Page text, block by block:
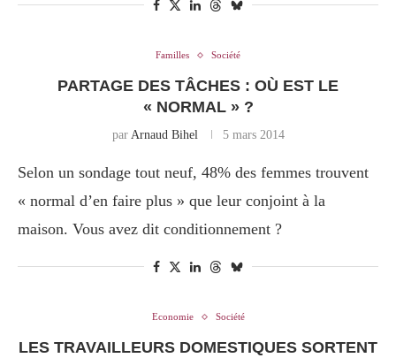
Familles Société
PARTAGE DES TÂCHES : OÙ EST LE
« NORMAL » ?
par Arnaud Bihel 5 mars 2014
Selon un sondage tout neuf, 48% des femmes trouvent
« normal d’en faire plus » que leur conjoint à la
maison. Vous avez dit conditionnement ?
Economie Société
LES TRAVAILLEURS DOMESTIQUES SORTENT